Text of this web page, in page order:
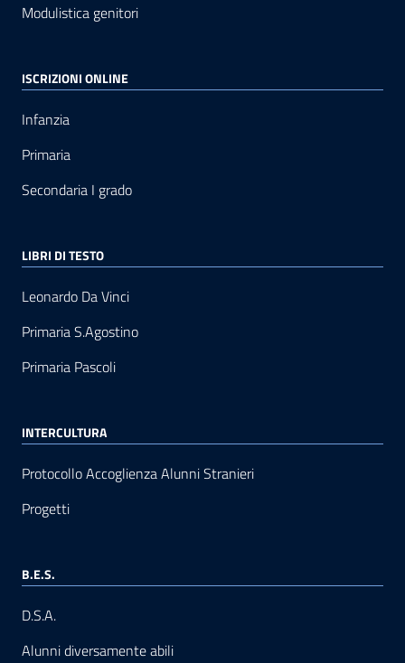
Modulistica genitori
ISCRIZIONI ONLINE
Infanzia
Primaria
Secondaria I grado
LIBRI DI TESTO
Leonardo Da Vinci
Primaria S.Agostino
Primaria Pascoli
INTERCULTURA
Protocollo Accoglienza Alunni Stranieri
Progetti
B.E.S.
D.S.A.
Alunni diversamente abili